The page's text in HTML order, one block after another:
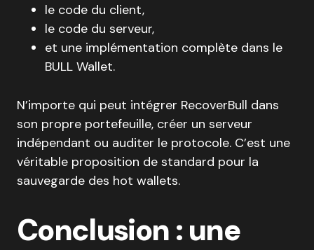
le code du client,
le code du serveur,
et une implémentation complète dans le
BULL Wallet.
N’importe qui peut intégrer RecoverBull dans
son propre portefeuille, créer un serveur
indépendant ou auditer le protocole. C’est une
véritable proposition de standard pour la
sauvegarde des hot wallets.
Conclusion : une